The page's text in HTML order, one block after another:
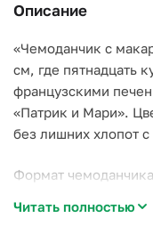
Описание
«Чемоданчик с
см, где пятнадцать
французскими
«Патрик и Мари».
без лишних хлопот
Формат
чем у закрытого
Читать полностью